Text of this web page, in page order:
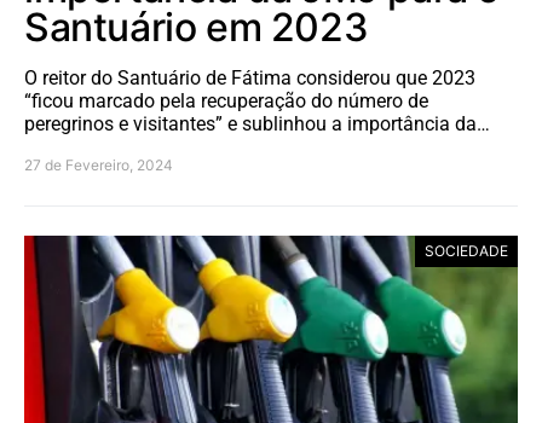
Santuário em 2023
O reitor do Santuário de Fátima considerou que 2023
“ficou marcado pela recuperação do número de
peregrinos e visitantes” e sublinhou a importância da…
27 de Fevereiro, 2024
SOCIEDADE